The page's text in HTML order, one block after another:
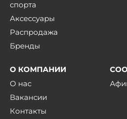
спорта
Аксессуары
Распродажа
Бренды
О КОМПАНИИ
О нас
Вакансии
Контакты